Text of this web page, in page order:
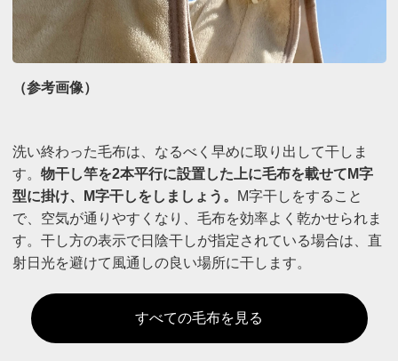
（参考画像）
洗い終わった毛布は、なるべく早めに取り出して干しま
す。 物干し竿を2本平行に設置した上に毛布を載せてM字
型に掛け、M字干しをしましょう。
M字干しをすること
で、空気が通りやすくなり、毛布を効率よく乾かせられま
す。干し方の表示で日陰干しが指定されている場合は、直
射日光を避けて風通しの良い場所に干します。
すべての毛布を見る